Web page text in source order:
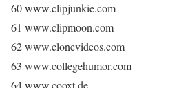
60 www.clipjunkie.com
61 www.clipmoon.com
62 www.clonevideos.com
63 www.collegehumor.com
64 www.cooxt.de